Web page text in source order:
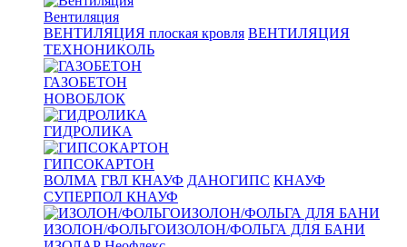
Вентиляция
ВЕНТИЛЯЦИЯ плоская кровля ВЕНТИЛЯЦИЯ
ТЕХНОНИКОЛЬ
ГАЗОБЕТОН
НОВОБЛОК
ГИДРОЛИКА
ГИПСОКАРТОН
ВОЛМА ГВЛ КНАУФ ДАНОГИПС КНАУФ
СУПЕРПОЛ КНАУФ
ИЗОЛОН/ФОЛЬГОИЗОЛОН/ФОЛЬГА ДЛЯ БАНИ